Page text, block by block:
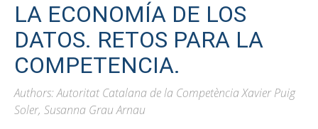
LA ECONOMÍA DE LOS
DATOS. RETOS PARA LA
COMPETENCIA.
Authors: Autoritat Catalana de la Competència Xavier Puig
Soler, Susanna Grau Arnau